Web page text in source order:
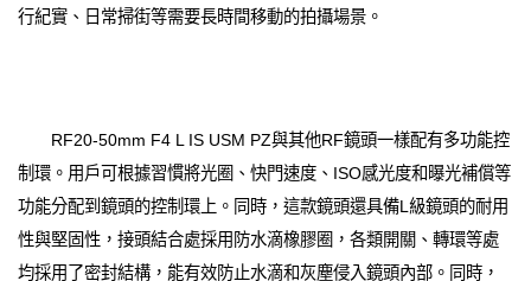
行紀實、日常掃街等需要長時間移動的拍攝場景。
RF20-50mm F4 L IS USM PZ與其他RF鏡頭一樣配有多功能控
制環。用戶可根據習慣將光圈、快門速度、ISO感光度和曝光補償等
功能分配到鏡頭的控制環上。同時，這款鏡頭還具備L級鏡頭的耐用
性與堅固性，接頭結合處採用防水滴橡膠圈，各類開關、轉環等處
均採用了密封結構，能有效防止水滴和灰塵侵入鏡頭內部。同時，